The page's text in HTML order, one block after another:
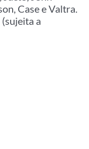
Case e Valtra.
a